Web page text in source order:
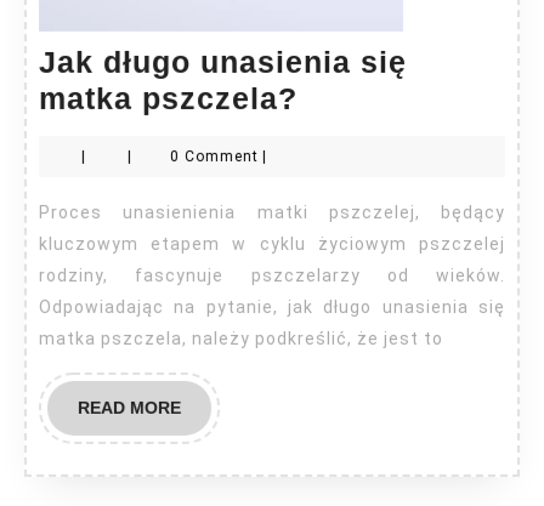
Jak długo unasienia się
matka pszczela?
się
matka
pszczela?
0 Comment
Proces unasienienia matki pszczelej, będący
kluczowym etapem w cyklu życiowym pszczelej
rodziny, fascynuje pszczelarzy od wieków.
Odpowiadając na pytanie, jak długo unasienia się
matka pszczela, należy podkreślić, że jest to
READ MOREREAD
MORE